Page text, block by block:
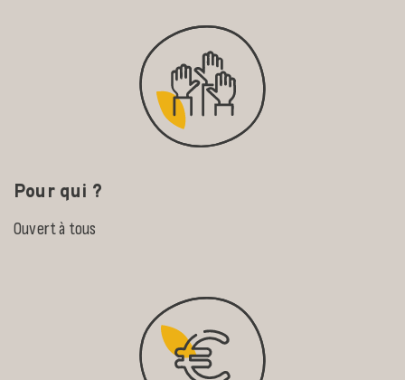
Pour qui ?
Ouvert à tous